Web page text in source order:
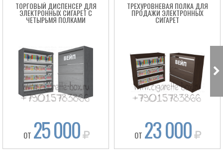
ТОРГОВЫЙ ДИСПЕНСЕР ДЛЯ
ЭЛЕКТРОННЫХ СИГАРЕТ С
ЧЕТЫРЬМЯ ПОЛКАМИ
ОТ 25 000
ТРЕХУРОВНЕВАЯ ПОЛКА ДЛЯ
ПРОДАЖИ ЭЛЕКТРОННЫХ
СИГАРЕТ
ОТ 23 000